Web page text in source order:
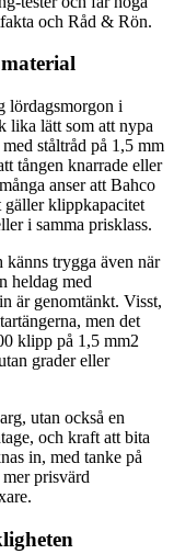
och Råd & Rön.
lördagsmorgon i
lika lätt som att nypa
ståltråd på 1,5 mm
tången knarrade eller
anser att Bahco
gäller klippkapacitet
i samma prisklass.
känns trygga även när
heldag med
är genomtänkt. Visst,
men det
klipp på 1,5 mm2
grader eller
utan också en
och kraft att bita
in, med tanke på
prisvärd